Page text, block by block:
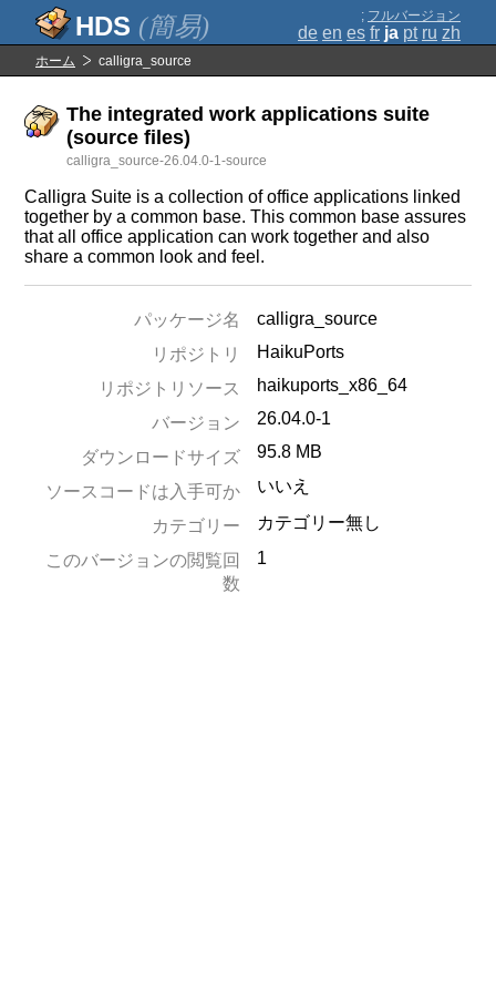
(簡易) ; フルバージョン
de en es fr ja pt ru zh
ホーム calligra_source
The integrated work applications suite
(source files)
calligra_source-26.04.0-1-source
Calligra Suite is a collection of office applications linked
together by a common base. This common base assures
that all office application can work together and also
share a common look and feel.
パッケージ名
calligra_source
リポジトリ
HaikuPorts
リポジトリソース
haikuports_x86_64
バージョン
26.04.0-1
ダウンロードサイズ 95.8 MB
ソースコードは入手可か いいえ
カテゴリー
カテゴリー無し
このバージョンの閲覧回
数
1